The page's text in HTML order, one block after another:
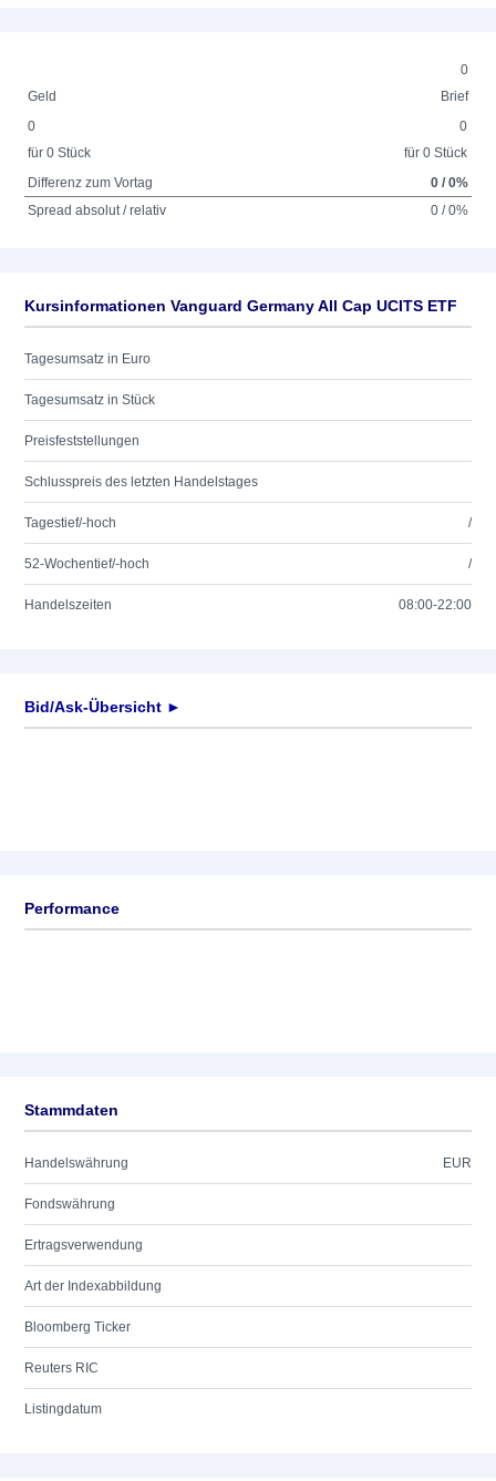
0
Geld
Brief
0
für 0 Stück
0
für 0 Stück
Differenz zum Vortag
0 / 0%
Spread absolut / relativ
0 / 0%
Kursinformationen Vanguard Germany All Cap UCITS ETF
Tagesumsatz in Euro
Tagesumsatz in Stück
Preisfeststellungen
Schlusspreis des letzten Handelstages
Tagestief/-hoch /
52-Wochentief/-hoch /
Handelszeiten 08:00-22:00
Bid/Ask-Übersicht ►
Performance
Stammdaten
Handelswährung EUR
Fondswährung
Ertragsverwendung
Art der Indexabbildung
Bloomberg Ticker
Reuters RIC
Listingdatum